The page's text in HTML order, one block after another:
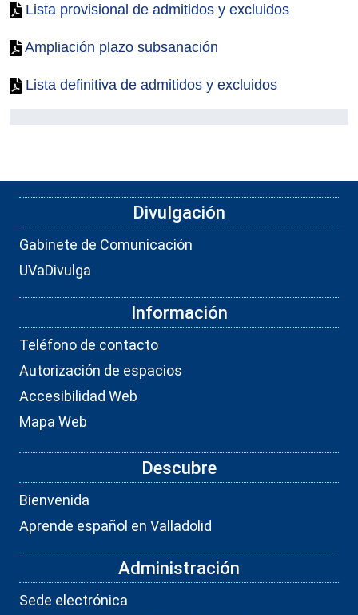
Lista provisional de admitidos y excluidos
Ampliación plazo subsanación
Lista definitiva de admitidos y excluidos
Divulgación
Gabinete de Comunicación
UVaDivulga
Información
Teléfono de contacto
Autorización de espacios
Accesibilidad Web
Mapa Web
Descubre
Bienvenida
Aprende español en Valladolid
Administración
Sede electrónica